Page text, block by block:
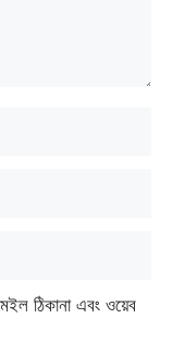
ঠিকানা এবং ওয়েব